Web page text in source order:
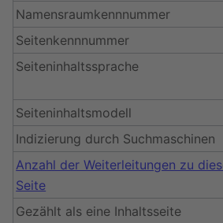
Namensraumkennnummer
Seitenkennnummer
Seiteninhaltssprache
Seiteninhaltsmodell
Indizierung durch Suchmaschinen
Anzahl der Weiterleitungen zu
Seite
Gezählt als eine Inhaltsseite